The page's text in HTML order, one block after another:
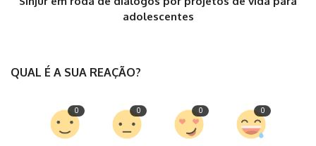
adolescentes
QUAL É A SUA REAÇÃO?
0 0 0 0